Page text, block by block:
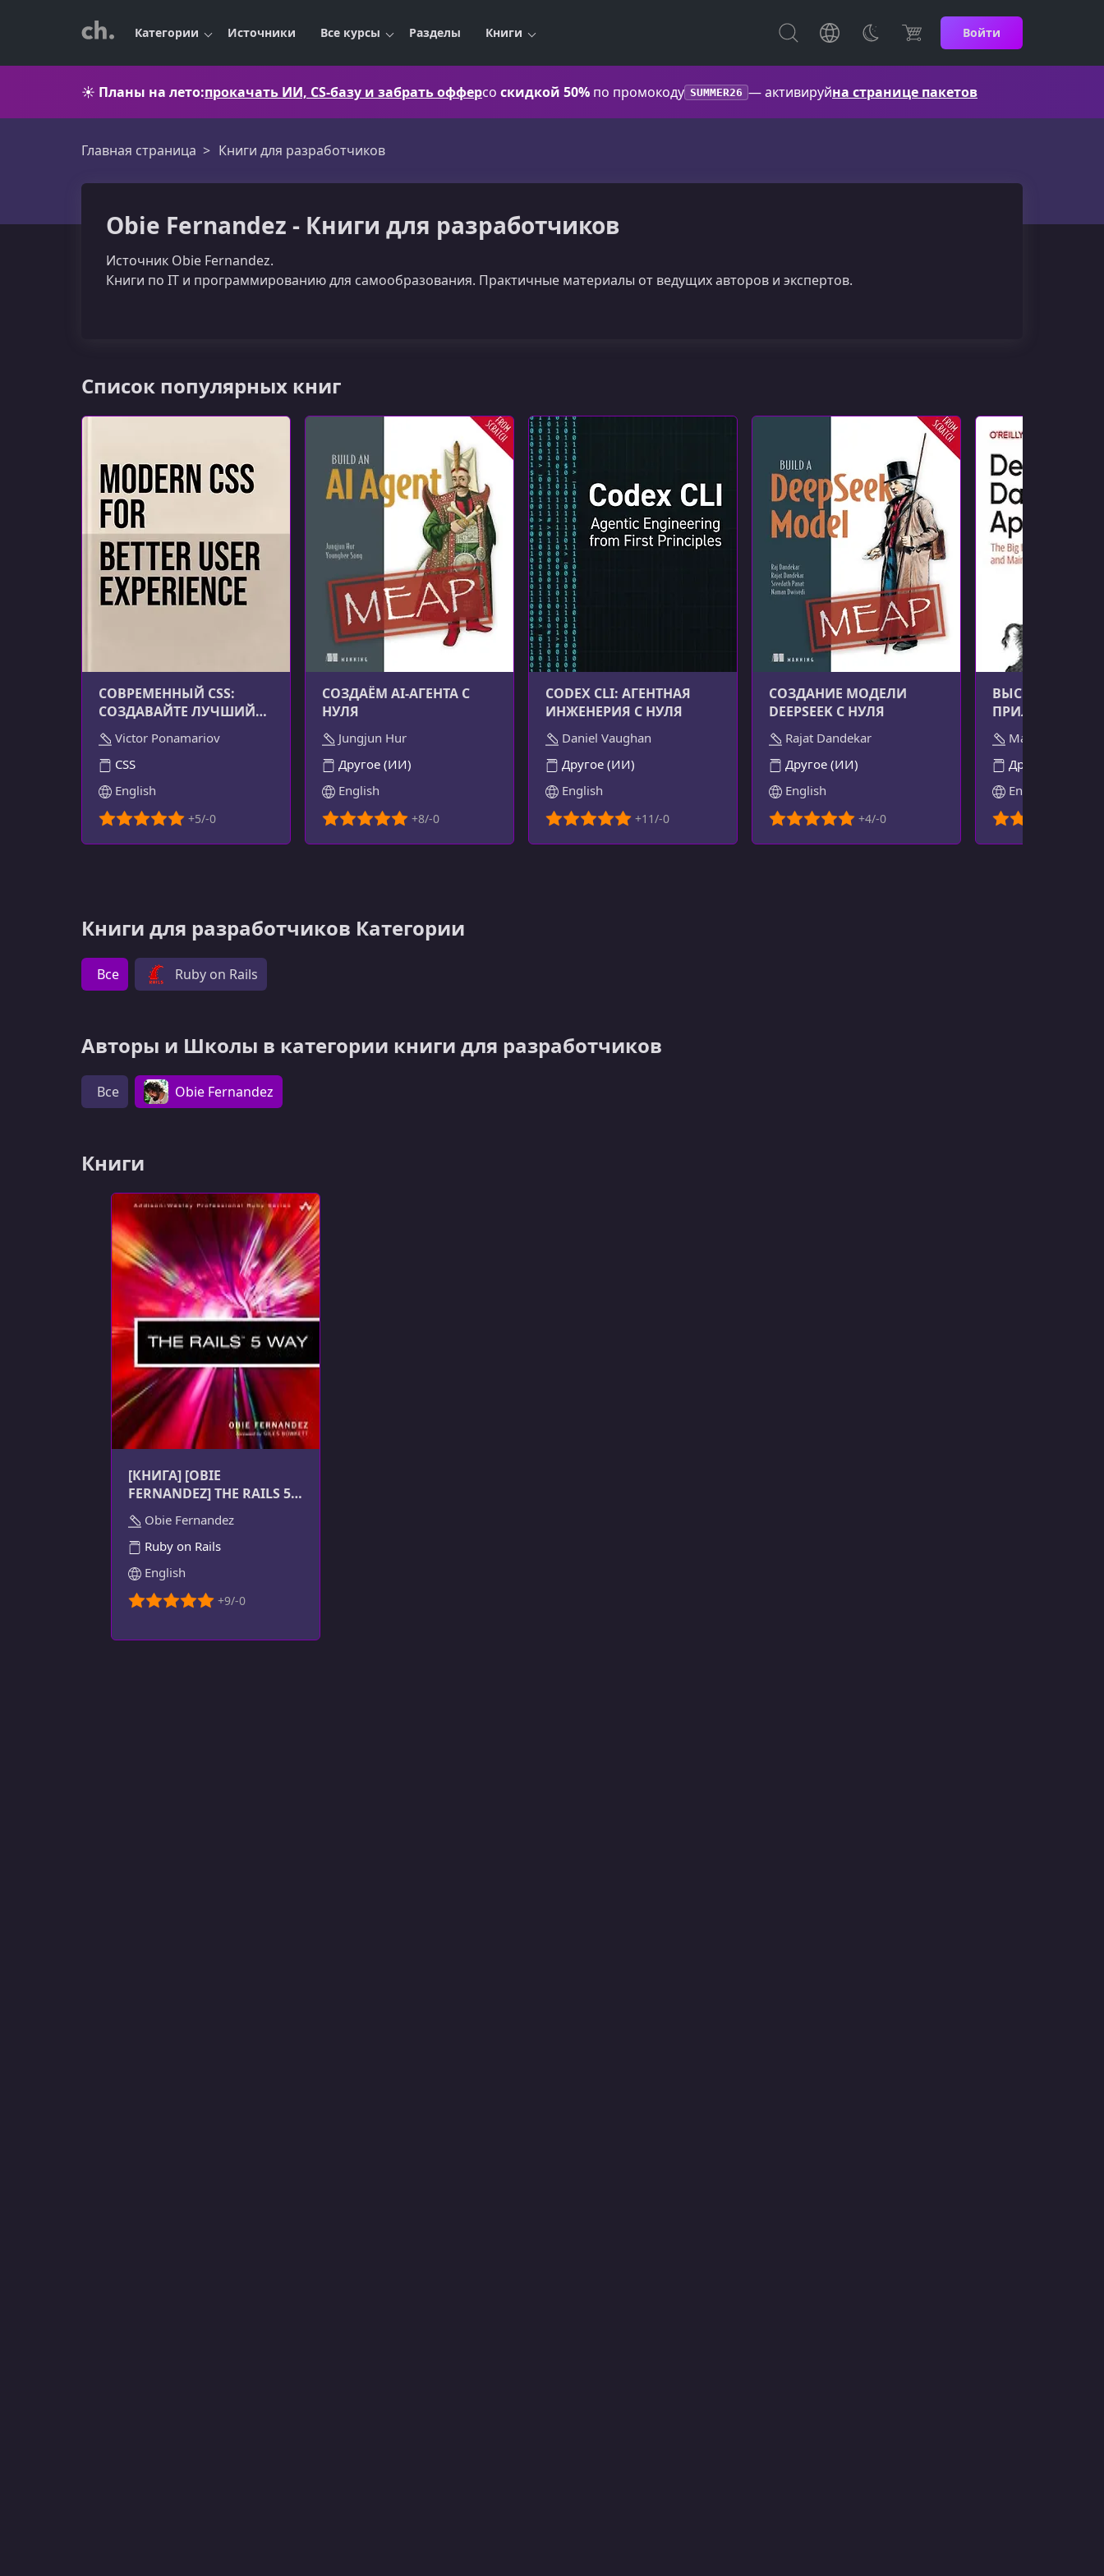
Категории Источники Все курсы Разделы Книги Войти
☀️ Планы на лето:прокачать ИИ, CS-базу и забрать офферсо скидкой 50% по промокоду SUMMER26 — активируйна странице пакетов
Главная страница Книги для разработчиков
Obie Fernandez - Книги для разработчиков
Источник Obie Fernandez.
Книги по IT и программированию для самообразования. Практичные материалы от ведущих авторов и экспертов.
Список популярных книг
СОВРЕМЕННЫЙ CSS:
СОЗДАВАЙТЕ ЛУЧШИЙ
ПОЛЬЗОВАТЕЛЬСКИЙ
ОПЫТ
Victor Ponamariov
CSS
English
СОЗДАЁМ AI-АГЕНТА С
НУЛЯ
Jungjun Hur
Другое (ИИ)
English
CODEX CLI: АГЕНТНАЯ
ИНЖЕНЕРИЯ С НУЛЯ
Daniel Vaughan
Другое (ИИ)
English
СОЗДАНИЕ МОДЕЛИ
DEEPSEEK С НУЛЯ
Rajat Dandekar
Другое (ИИ)
English
ПРИЛОЖЕНИЯ,
ИЗДАНИЕ
Martin
Другое
English
Книги для разработчиков Категории
Все Ruby on Rails
Авторы и Школы в категории книги для разработчиков
Все Obie Fernandez
Книги
[КНИГА] [OBIE
FERNANDEZ] THE RAILS 5
WAYObie Fernandez
Ruby on Rails
English